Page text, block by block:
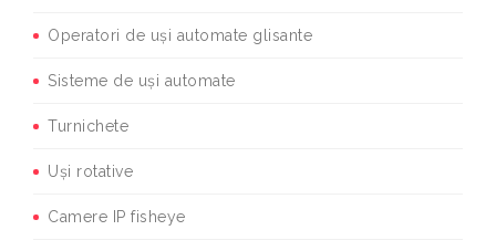
Operatori de uși automate glisante
Sisteme de uși automate
Turnichete
Uși rotative
Camere IP fisheye